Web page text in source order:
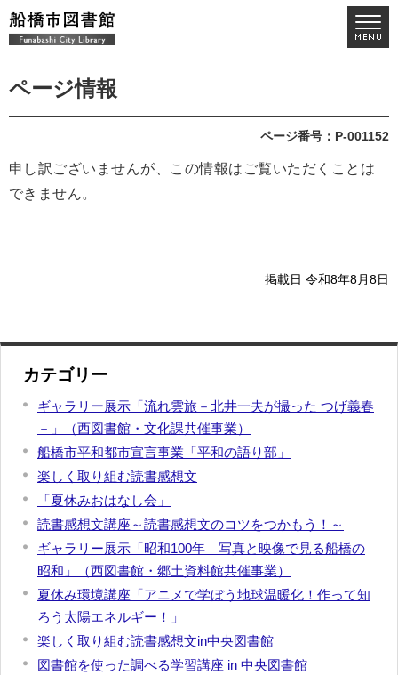
ページ情報
ページ番号：P-001152
申し訳ございませんが、この情報はご覧いただくことは
できません。
掲載日 令和8年8月8日
カテゴリー
ギャラリー展示「流れ雲旅－北井一夫が撮った つげ義春
－」（西図書館・文化課共催事業）
船橋市平和都市宣言事業「平和の語り部」
楽しく取り組む読書感想文
「夏休みおはなし会」
読書感想文講座～読書感想文のコツをつかもう！～
ギャラリー展示「昭和100年 写真と映像で見る船橋の
昭和」（西図書館・郷土資料館共催事業）
夏休み環境講座「アニメで学ぼう地球温暖化！作って知
ろう太陽エネルギー！」
楽しく取り組む読書感想文in中央図書館
図書館を使った調べる学習講座 in 中央図書館